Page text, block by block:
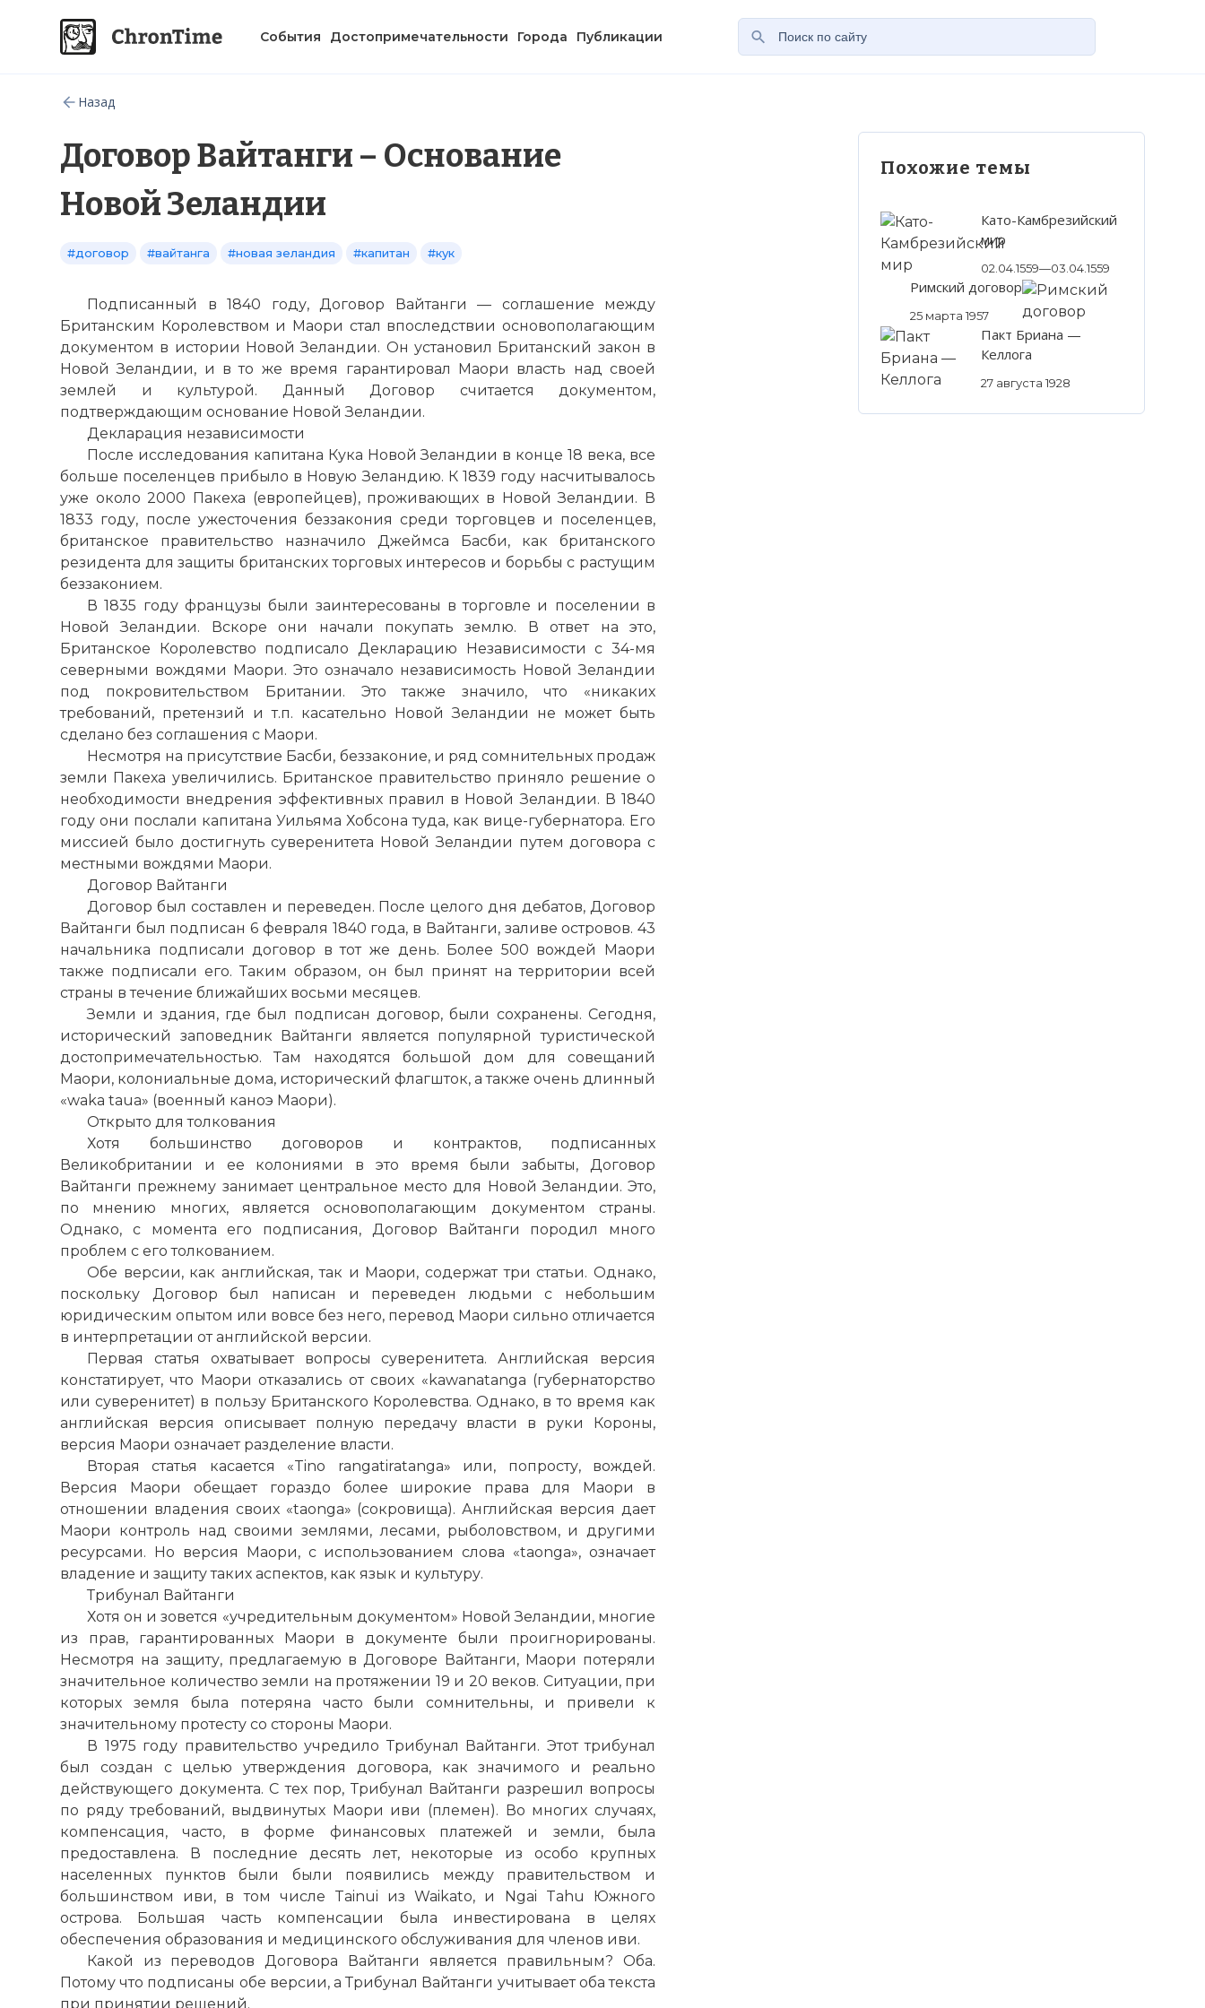
События Достопримечательности Города Публикации
Назад
Договор Вайтанги – Основание
Новой Зеландии
#договор #вайтанга #новая зеландия #капитан #кук
Подписанный в 1840 году, Договор Вайтанги — соглашение между
Британским Королевством и Маори стал впоследствии основополагающим
документом в истории Новой Зеландии. Он установил Британский закон в
Новой Зеландии, и в то же время гарантировал Маори власть над своей
землей и культурой. Данный Договор считается документом,
подтверждающим основание Новой Зеландии.
Декларация независимости
После исследования капитана Кука Новой Зеландии в конце 18 века, все
больше поселенцев прибыло в Новую Зеландию. К 1839 году насчитывалось
уже около 2000 Пакеха (европейцев), проживающих в Новой Зеландии. В
1833 году, после ужесточения беззакония среди торговцев и поселенцев,
британское правительство назначило Джеймса Басби, как британского
резидента для защиты британских торговых интересов и борьбы с растущим
беззаконием.
В 1835 году французы были заинтересованы в торговле и поселении в
Новой Зеландии. Вскоре они начали покупать землю. В ответ на это,
Британское Королевство подписало Декларацию Независимости с 34-мя
северными вождями Маори. Это означало независимость Новой Зеландии
под покровительством Британии. Это также значило, что «никаких
требований, претензий и т.п. касательно Новой Зеландии не может быть
сделано без соглашения с Маори.
Несмотря на присутствие Басби, беззаконие, и ряд сомнительных продаж
земли Пакеха увеличились. Британское правительство приняло решение о
необходимости внедрения эффективных правил в Новой Зеландии. В 1840
году они послали капитана Уильяма Хобсона туда, как вице-губернатора. Его
миссией было достигнуть суверенитета Новой Зеландии путем договора с
местными вождями Маори.
Договор Вайтанги
Договор был составлен и переведен. После целого дня дебатов, Договор
Вайтанги был подписан 6 февраля 1840 года, в Вайтанги, заливе островов. 43
начальника подписали договор в тот же день. Более 500 вождей Маори
также подписали его. Таким образом, он был принят на территории всей
страны в течение ближайших восьми месяцев.
Земли и здания, где был подписан договор, были сохранены. Сегодня,
исторический заповедник Вайтанги является популярной туристической
достопримечательностью. Там находятся большой дом для совещаний
Маори, колониальные дома, исторический флагшток, а также очень длинный
«waka taua» (военный каноэ Маори).
Открыто для толкования
Хотя большинство договоров и контрактов, подписанных
Великобритании и ее колониями в это время были забыты, Договор
Вайтанги прежнему занимает центральное место для Новой Зеландии. Это,
по мнению многих, является основополагающим документом страны.
Однако, с момента его подписания, Договор Вайтанги породил много
проблем с его толкованием.
Обе версии, как английская, так и Маори, содержат три статьи. Однако,
поскольку Договор был написан и переведен людьми с небольшим
юридическим опытом или вовсе без него, перевод Маори сильно отличается
в интерпретации от английской версии.
Первая статья охватывает вопросы суверенитета. Английская версия
констатирует, что Маори отказались от своих «kawanatanga (губернаторство
или суверенитет) в пользу Британского Королевства. Однако, в то время как
английская версия описывает полную передачу власти в руки Короны,
версия Маори означает разделение власти.
Вторая статья касается «Tino rangatiratanga» или, попросту, вождей.
Версия Маори обещает гораздо более широкие права для Маори в
отношении владения своих «taonga» (сокровища). Английская версия дает
Маори контроль над своими землями, лесами, рыболовством, и другими
ресурсами. Но версия Маори, с использованием слова «taonga», означает
владение и защиту таких аспектов, как язык и культуру.
Трибунал Вайтанги
Хотя он и зовется «учредительным документом» Новой Зеландии, многие
из прав, гарантированных Маори в документе были проигнорированы.
Несмотря на защиту, предлагаемую в Договоре Вайтанги, Маори потеряли
значительное количество земли на протяжении 19 и 20 веков. Ситуации, при
которых земля была потеряна часто были сомнительны, и привели к
значительному протесту со стороны Маори.
В 1975 году правительство учредило Трибунал Вайтанги. Этот трибунал
был создан с целью утверждения договора, как значимого и реально
действующего документа. С тех пор, Трибунал Вайтанги разрешил вопросы
по ряду требований, выдвинутых Маори иви (племен). Во многих случаях,
компенсация, часто, в форме финансовых платежей и земли, была
предоставлена. В последние десять лет, некоторые из особо крупных
населенных пунктов были были появились между правительством и
большинством иви, в том числе Tainui из Waikato, и Ngai Tahu Южного
острова. Большая часть компенсации была инвестирована в целях
обеспечения образования и медицинского обслуживания для членов иви.
Какой из переводов Договора Вайтанги является правильным? Оба.
Потому что подписаны обе версии, а Трибунал Вайтанги учитывает оба текста
при принятии решений.
Похожие темы
Като-Камбрезийский
мир
02.04.1559—03.04.1559
Римский договор
25 марта 1957
Пакт Бриана —
Келлога
27 августа 1928